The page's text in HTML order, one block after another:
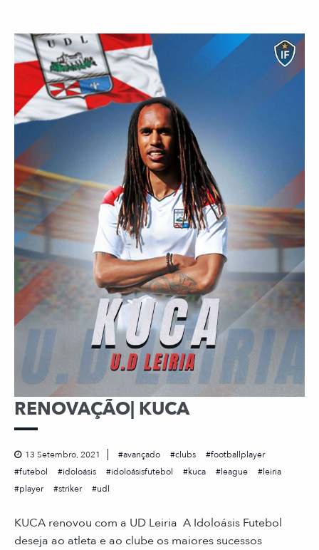
RENOVAÇÃO| KUCA
13 Setembro, 2021 avançado clubs
footballplayer
futebol
idoloásis idoloásisfutebol kuca league
leiria
player
striker udl
KUCA renovou com a UD Leiria A Idoloásis Futebol
deseja ao atleta e ao clube os maiores sucessos